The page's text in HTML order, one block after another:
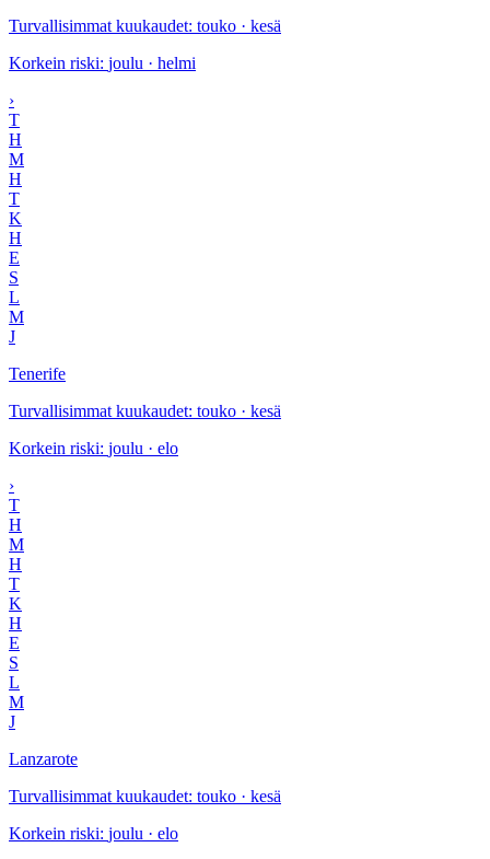
Turvallisimmat kuukaudet: touko · kesä
Korkein riski: joulu · helmi
›
T
H
M
H
T
K
H
E
S
L
M
J
Tenerife
Turvallisimmat kuukaudet: touko · kesä
Korkein riski: joulu · elo
›
T
H
M
H
T
K
H
E
S
L
M
J
Lanzarote
Turvallisimmat kuukaudet: touko · kesä
Korkein riski: joulu · elo